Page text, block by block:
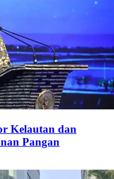
Kelautan dan
Pangan